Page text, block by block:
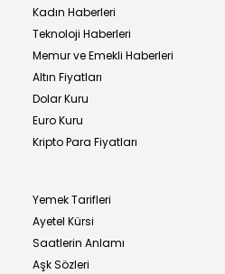
Kadın Haberleri
Teknoloji Haberleri
Memur ve Emekli Haberleri
Altın Fiyatları
Dolar Kuru
Euro Kuru
Kripto Para Fiyatları
Yemek Tarifleri
Ayetel Kürsi
Saatlerin Anlamı
Aşk Sözleri